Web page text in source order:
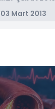
03 Mart 2013